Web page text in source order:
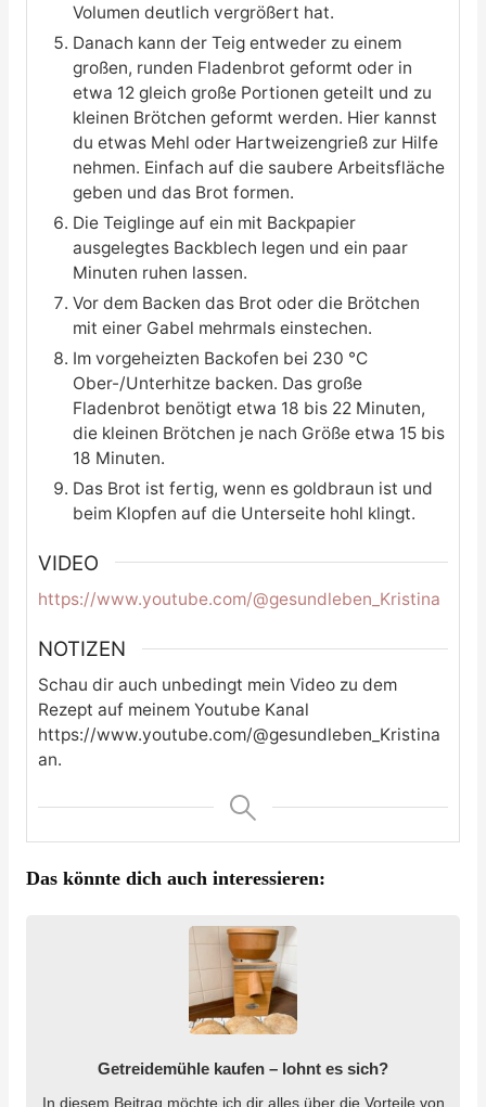
Volumen deutlich vergrößert hat.
Danach kann der Teig entweder zu einem
großen, runden Fladenbrot geformt oder in
etwa 12 gleich große Portionen geteilt und zu
kleinen Brötchen geformt werden. Hier kannst
du etwas Mehl oder Hartweizengrieß zur Hilfe
nehmen. Einfach auf die saubere Arbeitsfläche
geben und das Brot formen.
Die Teiglinge auf ein mit Backpapier
ausgelegtes Backblech legen und ein paar
Minuten ruhen lassen.
Vor dem Backen das Brot oder die Brötchen
mit einer Gabel mehrmals einstechen.
Im vorgeheizten Backofen bei 230 °C
Ober-/Unterhitze backen. Das große
Fladenbrot benötigt etwa 18 bis 22 Minuten,
die kleinen Brötchen je nach Größe etwa 15 bis
18 Minuten.
Das Brot ist fertig, wenn es goldbraun ist und
beim Klopfen auf die Unterseite hohl klingt.
VIDEO
https://www.youtube.com/@gesundleben_Kristina
NOTIZEN
Schau dir auch unbedingt mein Video zu dem
Rezept auf meinem Youtube Kanal
https://www.youtube.com/@gesundleben_Kristina
an.
Das könnte dich auch interessieren:
Getreidemühle kaufen – lohnt es sich?
In diesem Beitrag möchte ich dir alles über die Vorteile von